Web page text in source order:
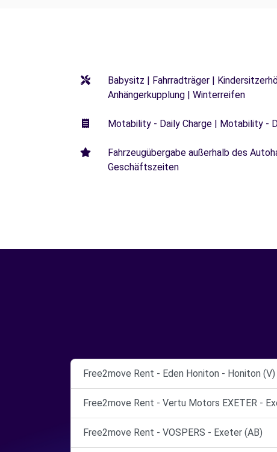
Babysitz | Fahrradträger |
Anhängerkupplung | Winterreifen
Motability - Daily Charge | Motability -
Fahrzeugübergabe außerhalb des
Geschäftszeiten
Free2move Rent - Eden Honiton - Honiton (V)
Free2move Rent - Vertu Motors EXETER -
Free2move Rent - VOSPERS - Exeter (AB)